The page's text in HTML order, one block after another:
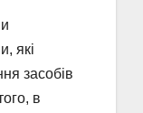
які
засобів
в